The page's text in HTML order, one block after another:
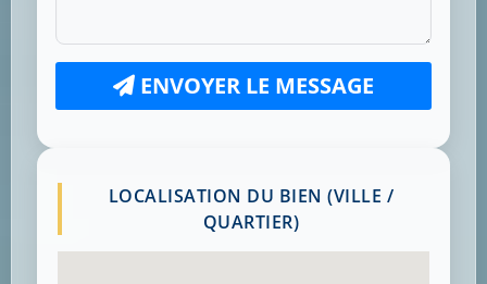
ENVOYER LE MESSAGE
LOCALISATION DU BIEN (VILLE /
QUARTIER)